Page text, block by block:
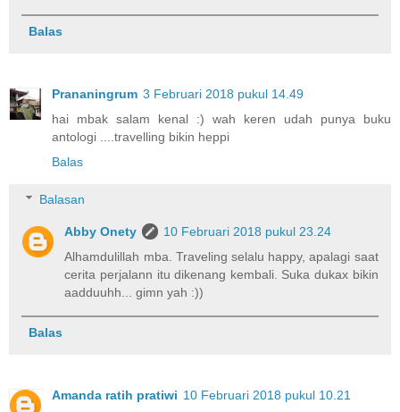
Balas
Prananingrum 3 Februari 2018 pukul 14.49
hai mbak salam kenal :) wah keren udah punya buku
antologi ....travelling bikin heppi
Balas
Balasan
Abby Onety
10 Februari 2018 pukul 23.24
Alhamdulillah mba. Traveling selalu happy, apalagi saat
cerita perjalann itu dikenang kembali. Suka dukax bikin
aadduuhh... gimn yah :))
Balas
Amanda ratih pratiwi 10 Februari 2018 pukul 10.21